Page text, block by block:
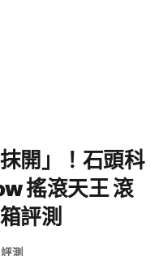
開」！石頭科
搖滾天王 滾
評測
測